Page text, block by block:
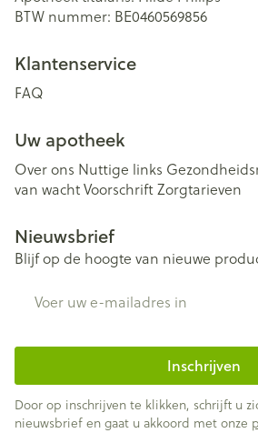
BTW nummer: BE0460569856
Klantenservice
FAQ
Uw apotheek
Over ons Nuttige links
van wachtVoorschriftZorgtarieven
Nieuwsbrief
Blijf op de hoogte van nieuwe
Inschrijven
Door op inschrijven te klikken, schrijft u
nieuwsbrief en gaat u akkoord met onze